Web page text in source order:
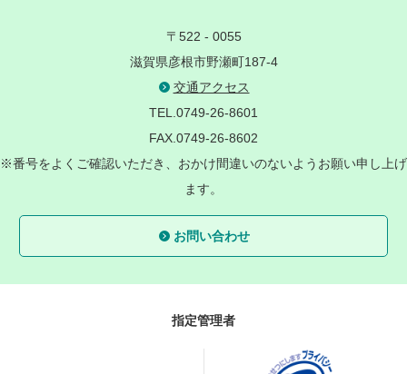
〒522 - 0055
滋賀県彦根市野瀬町187-4
交通アクセス
TEL.0749-26-8601
FAX.0749-26-8602
※番号をよくご確認いただき、おかけ間違いのないようお願い申し上げ
ます。
お問い合わせ
指定管理者